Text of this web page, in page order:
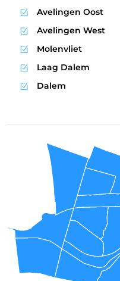
Avelingen Oost
Avelingen West
Molenvliet
Laag Dalem
Dalem